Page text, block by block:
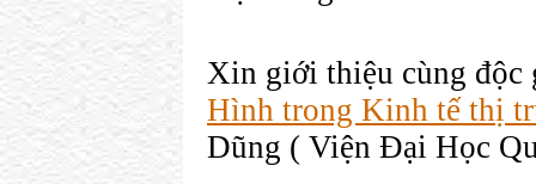
Xin giới thiệu cùng độc
Hình trong Kinh tế thị
Dũng ( Viện Đại Học